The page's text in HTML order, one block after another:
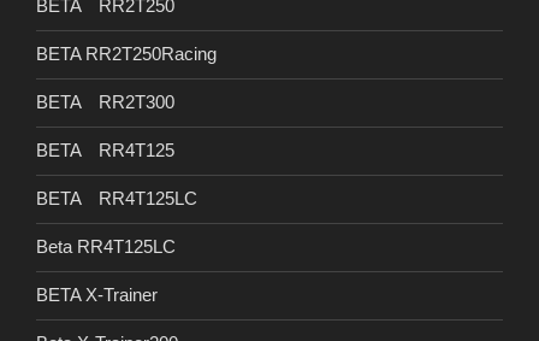
BETA RR2T250
BETA RR2T250Racing
BETA RR2T300
BETA RR4T125
BETA RR4T125LC
Beta RR4T125LC
BETA X-Trainer